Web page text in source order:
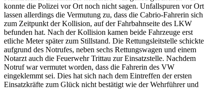
konnte die Polizei vor Ort noch nicht sagen. Unfallspuren vor Ort
lassen allerdings die Vermutung zu, dass die Cabrio-Fahrerin sich
zum Zeitpunkt der Kollision, auf der Fahrbahnseite des LKW
befunden hat. Nach der Kollision kamen beide Fahrzeuge erst
etliche Meter später zum Stillstand. Die Rettungsleitstelle schickte
aufgrund des Notrufes, neben sechs Rettungswagen und einem
Notarzt auch die Feuerwehr Trittau zur Einsatzstelle. Nachdem
Notruf war vermutet worden, dass die Fahrerin des VW
eingeklemmt sei. Dies hat sich nach dem Eintreffen der ersten
Einsatzkräfte zum Glück nicht bestätigt wie der Wehrführer und